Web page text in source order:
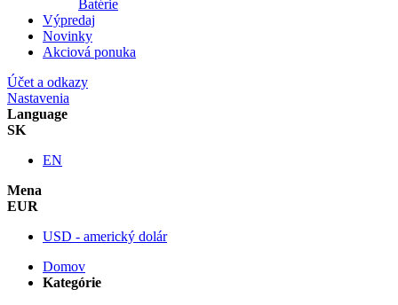
Batérie
Výpredaj
Novinky
Akciová ponuka
Účet a odkazy
Nastavenia
Language
SK
EN
Mena
EUR
USD - americký dolár
Domov
Kategórie